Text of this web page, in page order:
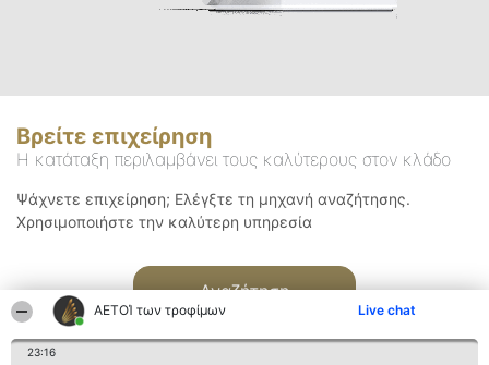
ΑΕΤΟΊ των τροφίμων Live chat
23:16
Βρείτε επιχείρηση
Η κατάταξη περιλαμβάνει τους καλύτερους στον κλάδο
Ψάχνετε επιχείρηση; Ελέγξτε τη μηχανή αναζήτησης.
Χρησιμοποιήστε την καλύτερη υπηρεσία
Αναζήτηση